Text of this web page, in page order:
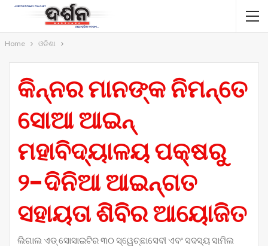
Home ଓଡିଶା
କିନ୍ନର ମାନଙ୍କ ନିମନ୍ତେ
ସୋଆ ଆଇନ୍
ମହାବିଦ୍ୟାଳୟ ପକ୍ଷରୁ
୨-ଦିନିଆ ଆଇନ୍‌ଗତ
ସହାୟତା ଶିବିର ଆୟୋଜିତ
ଲିଗାଲ ଏଡ୍ ସୋସାଇଟିର ୩୦ ସ୍ୱେଚ୍ଛାସେବୀ ଏବଂ ସଦସ୍ୟ ସାମିଲ